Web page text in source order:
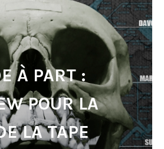
À PART :
POUR LA
LA TAPE